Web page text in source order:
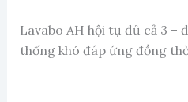
Lavabo AH hội tụ đủ cả 3 –
thống khó đáp ứng đồng